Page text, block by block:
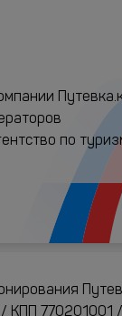
по
КПП 770201001